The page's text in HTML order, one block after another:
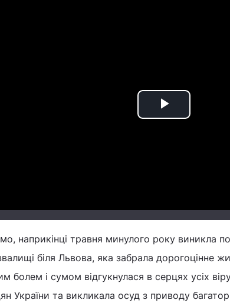
Play
наприкінці травня минулого року виникла
біля Львова, яка забрала дорогоцінне
болем і сумом відгукнулася в серцях усіх
України та викликала осуд з приводу